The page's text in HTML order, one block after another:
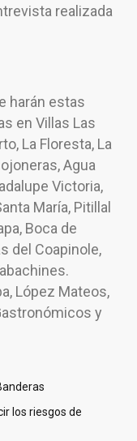
realizada
harán estas
en Villas Las
La Floresta, La
Agua
Victoria,
María, Pitillal
Boca de
del Coapinole,
López Mateos,
y
los riesgos de